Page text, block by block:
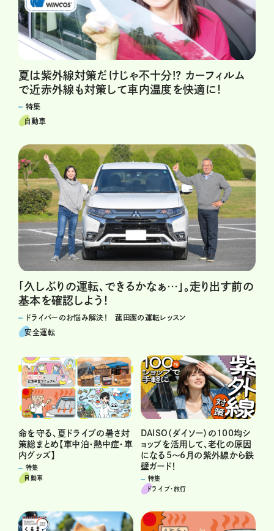
夏は紫外線対策だけじゃ不十分!? カーフィルム
で近赤外線も対策して車内温度を快適に！
特集
自動車
「久しぶりの運転、できるかなぁ…」。走り出す前の
基本を確認しよう！
ドライバーのお悩み解決！ 菰田潔の運転レッスン
安全運転
命を守る、夏ドライブの暑さ対
策総まとめ【車中泊・熱中症・車
内グッズ】
特集
自動車
DAISO（ダイソー）の100均シ
ョップを活用して、老化の原因
になる5～6月の紫外線から鉄
壁ガード！
特集
ドライブ･旅行